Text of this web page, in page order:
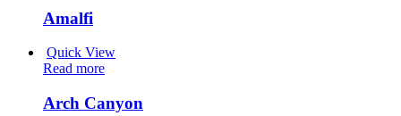
Amalfi
Quick View
Read more
Arch Canyon